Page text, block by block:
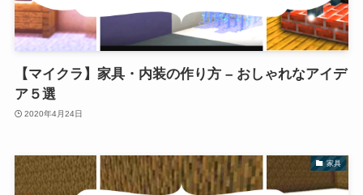
【マイクラ】家具・内装の作り方 – おしゃれなアイデ
ア５選
2020年4月24日
家具